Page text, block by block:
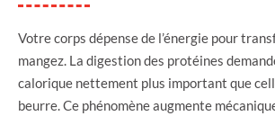
Votre corps dépense de l’énergie pour
mangez. La digestion des protéines
calorique nettement plus important que
beurre. Ce phénomène augmente